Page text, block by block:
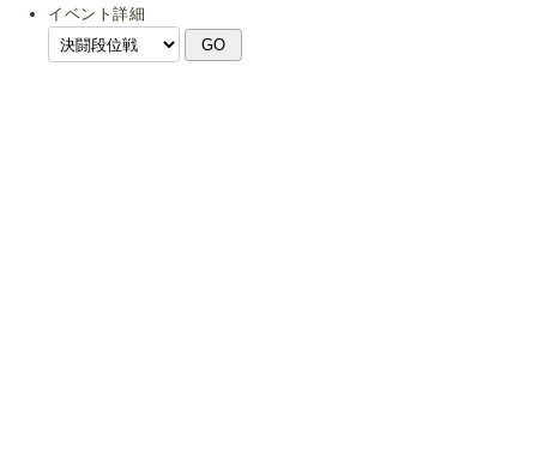
イベント詳細